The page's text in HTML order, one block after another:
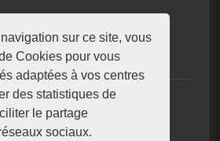
sur ce site, vous
Cookies pour vous
adaptées à vos centres
des statistiques de
le partage
sociaux.
52 93
newsletter